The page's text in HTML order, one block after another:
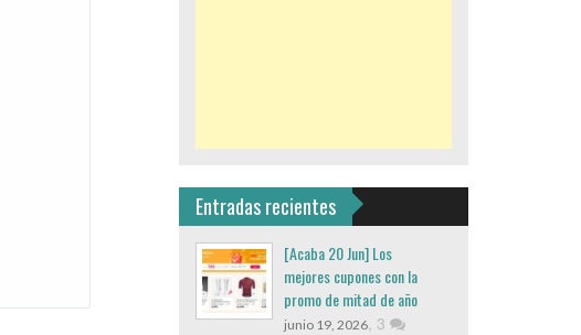
Entradas recientes
[Acaba 20 Jun] Los
mejores cupones con la
promo de mitad de año
junio 19, 2026, 3